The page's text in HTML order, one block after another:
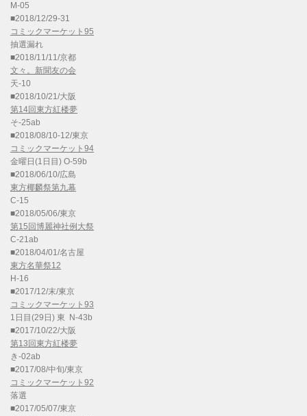
M-05
■2018/12/29-31
コミックマーケット95
抽選漏れ
■2018/11/11/京都
文々。新聞友の会
天-10
■2018/10/21/大阪
第14回東方紅楼夢
そ-25ab
■2018/08/10-12/東京
コミックマーケット94
金曜日(1日目) O-59b
■2018/06/10/広島
東方椰麟祭第九幕
C-15
■2018/05/06/東京
第15回博麗神社例大祭
C-21ab
■2018/04/01/名古屋
東方名華祭12
H-16
■2017/12/末/東京
コミックマーケット93
1日目(29日) 東 N-43b
■2017/10/22/大阪
第13回東方紅楼夢
き-02ab
■2017/08/中旬/東京
コミックマーケット92
落選
■2017/05/07/東京